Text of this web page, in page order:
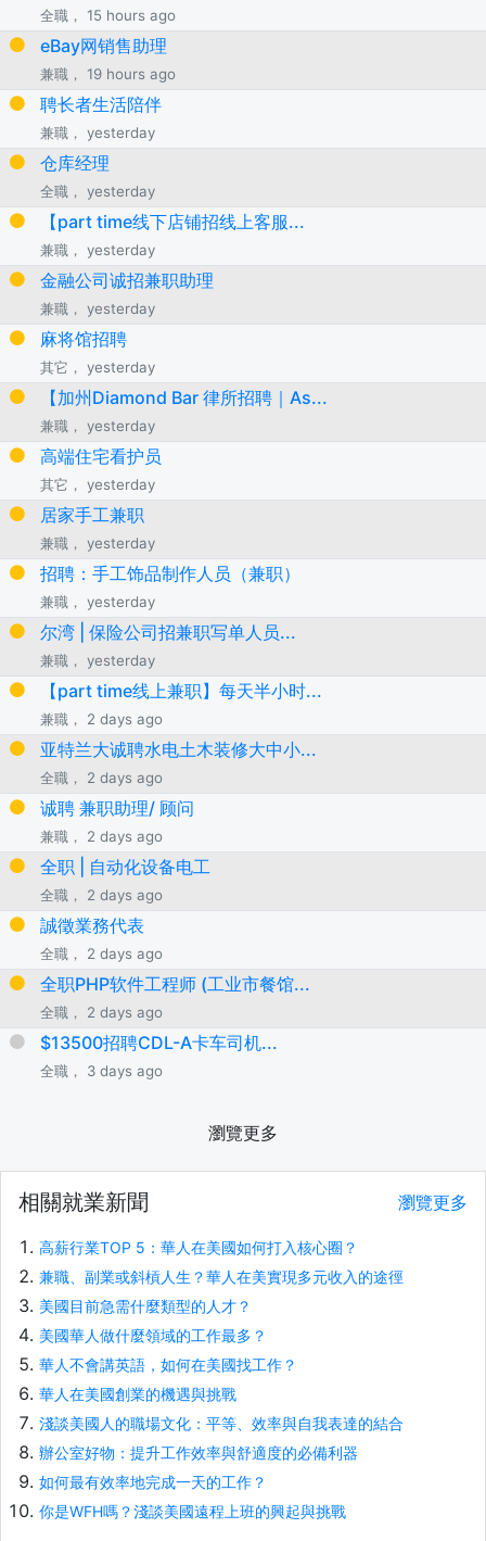
全職， 15 hours ago
eBay网销售助理
兼職， 19 hours ago
聘长者生活陪伴
兼職， yesterday
仓库经理
全職， yesterday
【part time线下店铺招线上客服...
兼職， yesterday
金融公司诚招兼职助理
兼職， yesterday
麻将馆招聘
其它， yesterday
【加州Diamond Bar 律所招聘｜As...
兼職， yesterday
高端住宅看护员
其它， yesterday
居家手工兼职
兼職， yesterday
招聘：手工饰品制作人员（兼职）
兼職， yesterday
尔湾 | 保险公司招兼职写单人员...
兼職， yesterday
【part time线上兼职】每天半小时...
兼職， 2 days ago
亚特兰大诚聘水电土木装修大中小...
全職， 2 days ago
诚聘 兼职助理/ 顾问
兼職， 2 days ago
全职 | 自动化设备电工
全職， 2 days ago
誠徵業務代表
全職， 2 days ago
全职PHP软件工程师 (工业市餐馆...
全職， 2 days ago
$13500招聘CDL-A卡车司机...
全職， 3 days ago
瀏覽更多
相關就業新聞 瀏覽更多
高薪行業TOP 5：華人在美國如何打入核心圈？
兼職、副業或斜槓人生？華人在美實現多元收入的途徑
美國目前急需什麼類型的人才？
美國華人做什麼領域的工作最多？
華人不會講英語，如何在美國找工作？
華人在美國創業的機遇與挑戰
淺談美國人的職場文化：平等、效率與自我表達的結合
辦公室好物：提升工作效率與舒適度的必備利器
如何最有效率地完成一天的工作？
你是WFH嗎？淺談美國遠程上班的興起與挑戰